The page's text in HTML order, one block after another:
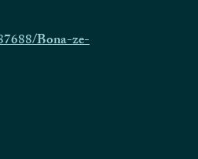
Bona-ze-